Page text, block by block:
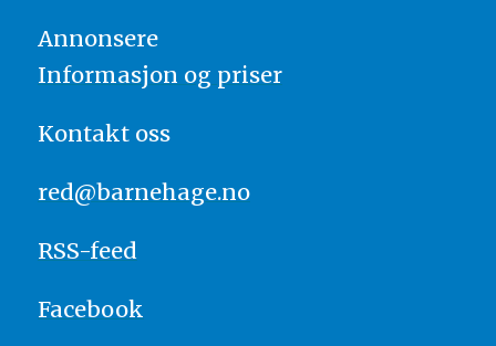
Annonsere
Informasjon og priser
Kontakt oss
red@barnehage.no
RSS-feed
Facebook